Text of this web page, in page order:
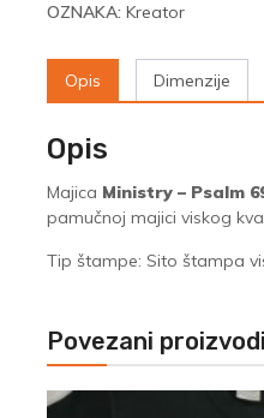
OZNAKA: Kreator
Opis Dimenzije
Opis
Majica Ministry – Psalm
pamučnoj majici viskog
Tip štampe: Sito štampa
Povezani proizvodi